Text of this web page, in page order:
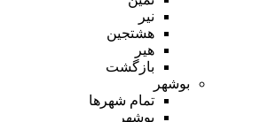
نیر
هشتجین
هیر
بازگشت
بوشهر
تمام شهر‌ها
بوشهر